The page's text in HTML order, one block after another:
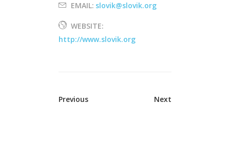
EMAIL: slovik@slovik.org
WEBSITE:
http://www.slovik.org
Previous Next